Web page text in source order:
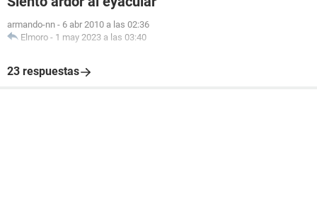
armando-nn - 6 abr 2010 a las 02:36
Elmoro - 1 may 2023 a las 03:40
23 respuestas